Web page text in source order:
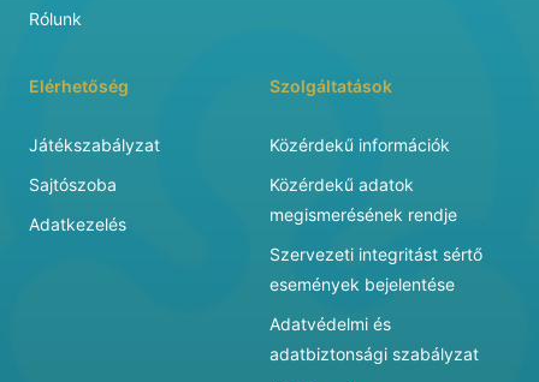
Rólunk
Elérhetőség
Játékszabályzat
Sajtószoba
Adatkezelés
Szolgáltatások
Közérdekű információk
Közérdekű adatok
megismerésének rendje
Szervezeti integritást sértő
események bejelentése
Adatvédelmi és
adatbiztonsági szabályzat